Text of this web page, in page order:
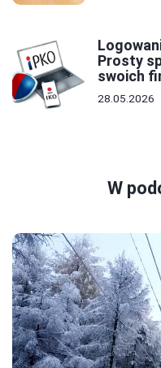
Prosty
swoich
28.05.2026
W